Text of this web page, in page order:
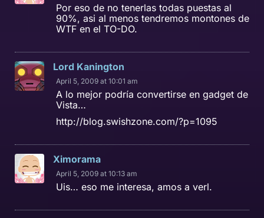
Por eso de no tenerlas todas puestas al
90%, asi al menos tendremos montones de
WTF en el TO-DO.
Lord Kanington
April 5, 2009 at 10:01 am
A lo mejor podría convertirse en gadget de
Vista…
http://blog.swishzone.com/?p=1095
Ximorama
April 5, 2009 at 10:13 am
Uis… eso me interesa, amos a verl.